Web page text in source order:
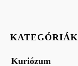
KATEGÓRIÁK
Kuriózum